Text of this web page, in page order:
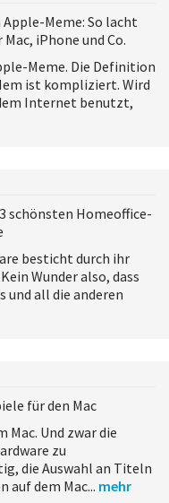
Apple-Meme: So lacht
iPhone und Co.
Meme. Die Definition
ist kompliziert. Wird
Internet benutzt,
schönsten Homeoffice-
besticht durch ihr
Wunder also, dass
und all die anderen
für den Mac
Mac. Und zwar die
zu
die Auswahl an Titeln
auf dem Mac... mehr